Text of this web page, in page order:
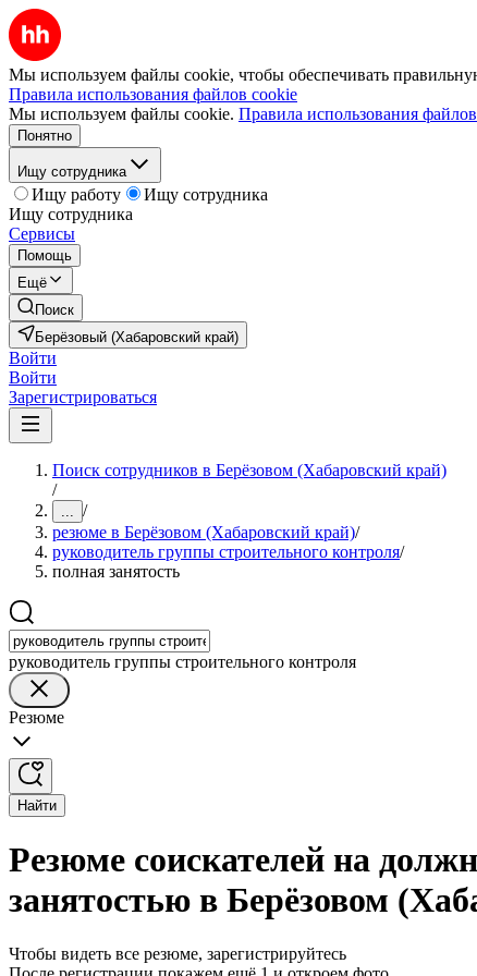
Мы используем файлы cookie, чтобы обеспечивать
Правила использования файлов cookie
Мы используем файлы cookie. Правила использования
Понятно
Ищу сотрудника
Ищу работу
Ищу сотрудника
Ищу сотрудника
Сервисы
Помощь
Ещё
Поиск
Берёзовый (Хабаровский край)
Войти
Войти
Зарегистрироваться
Поиск сотрудников в Берёзовом (Хабаровский край)
/
... /
резюме в Берёзовом (Хабаровский край)/
руководитель группы строительного контроля/
полная занятость
руководитель группы строительного контроля
Резюме
Найти
Резюме соискателей на
занятостью в Берёзовом
Чтобы видеть все резюме, зарегистрируйтесь